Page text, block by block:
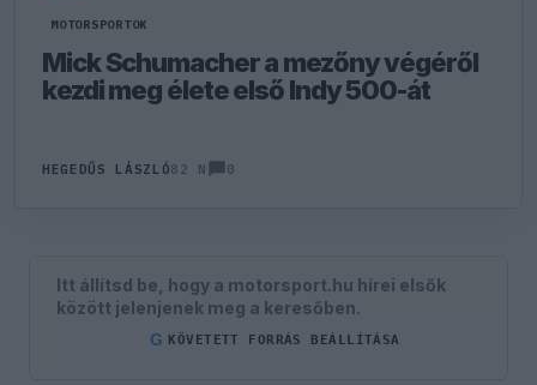
MOTORSPORTOK
Mick Schumacher a mezőny végéről
kezdi meg élete első Indy 500-át
HEGEDŰS LÁSZLÓ82 N 0
Itt állítsd be, hogy a motorsport.hu hírei elsők
között jelenjenek meg a keresőben.
G KÖVETETT FORRÁS BEÁLLÍTÁSA